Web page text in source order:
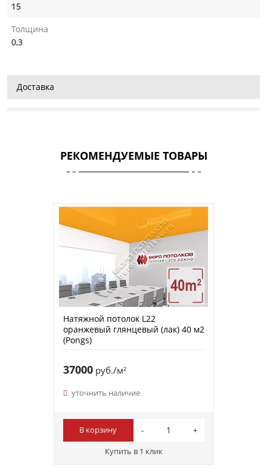
15
Толщина
0,3
Доставка
РЕКОМЕНДУЕМЫЕ ТОВАРЫ
Натяжной потолок L22
оранжевый глянцевый (лак) 40 м2
(Pongs)
37000руб./м²
уточнить наличие
В корзину
Купить в 1 клик